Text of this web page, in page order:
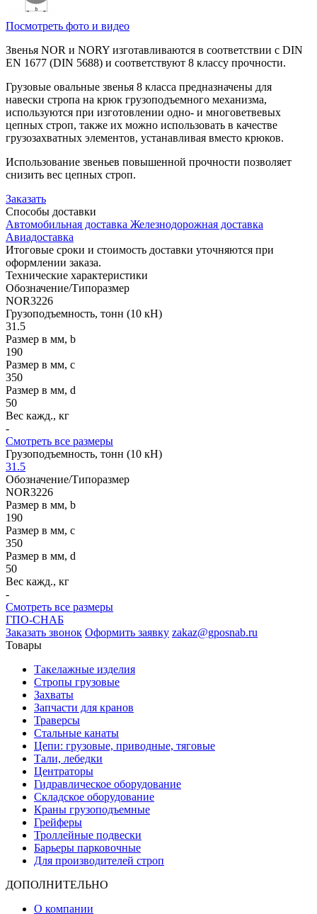
Посмотреть фото и видео
Звенья NOR и NORY изготавливаются в соответствии с DIN
EN 1677 (DIN 5688) и соответствуют 8 классу прочности.
Грузовые овальные звенья 8 класса предназначены для
навески стропа на крюк грузоподъемного механизма,
используются при изготовлении одно- и многоветвевых
цепных строп, также их можно использовать в качестве
грузозахватных элементов, устанавливая вместо крюков.
Использование звеньев повышенной прочности позволяет
снизить вес цепных строп.
Заказать
Способы доставки
Автомобильная доставка Железнодорожная доставка
Авиадоставка
Итоговые сроки и стоимость доставки уточняются при
оформлении заказа.
Технические характеристики
Обозначение/Типоразмер
NOR3226
Грузоподъемность, тонн (10 кН)
31.5
Размер в мм, b
190
Размер в мм, c
350
Размер в мм, d
50
Вес кажд., кг
-
Смотреть все размеры
Грузоподъемность, тонн (10 кН)
31.5
Обозначение/Типоразмер
NOR3226
Размер в мм, b
190
Размер в мм, c
350
Размер в мм, d
50
Вес кажд., кг
-
Смотреть все размеры
ГПО-СНАБ
Заказать звонок Оформить заявку zakaz@gposnab.ru
Товары
Такелажные изделия
Стропы грузовые
Захваты
Запчасти для кранов
Траверсы
Стальные канаты
Цепи: грузовые, приводные, тяговые
Тали, лебедки
Центраторы
Гидравлическое оборудование
Складское оборудование
Краны грузоподъемные
Грейферы
Троллейные подвески
Барьеры парковочные
Для производителей строп
ДОПОЛНИТЕЛЬНО
О компании